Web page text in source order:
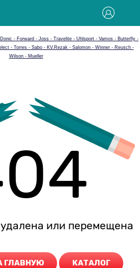
- Forward - Joss - Travelite - Uhlsport - Vamos - Butterfly -
- Torres - Sabo - KV.Rezak - Salomon - Winner - Reusch -
Wilson - Mueller
или перемещена
ГЛАВНУЮ КАТАЛОГ